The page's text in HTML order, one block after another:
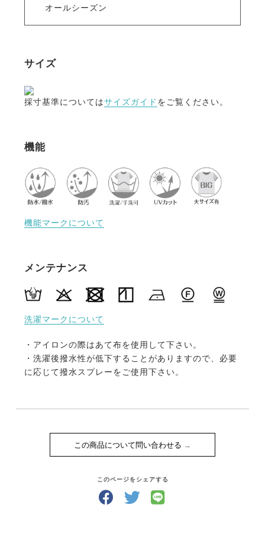
・防風
汚れにくい生地でメンテナンスもらくちん。ご家庭で
・UVカット
ます。
・騎乗に最適化されたシルエット
生地の特性を考慮して熟練パタンナーがデザインした
・素材へのこだわり
使用する生地はこの商品のためにオリジナルで製造し
たもので、国内の専門機関での厳しい試験に合格した
ものです。
オールシーズン
サイズ
採寸基準についてはサイズガイド をご覧ください。
機能
機能マークについて
メンテナンス
洗濯マークについて
・アイロンの際はあて布を使用して下さい。
・洗濯後撥水性が低下することがありますので、必要
に応じて撥水スプレーをご使用下さい。
この商品について問い合わせる
このページをシェアする